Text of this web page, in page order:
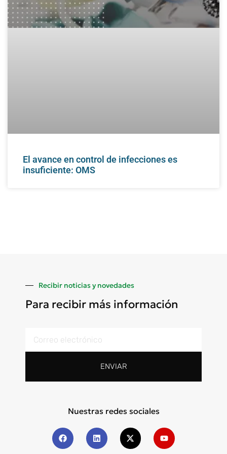
El avance en control de infecciones es
insuficiente: OMS
Recibir noticias y novedades
Para recibir más información
ENVIAR
Nuestras redes sociales